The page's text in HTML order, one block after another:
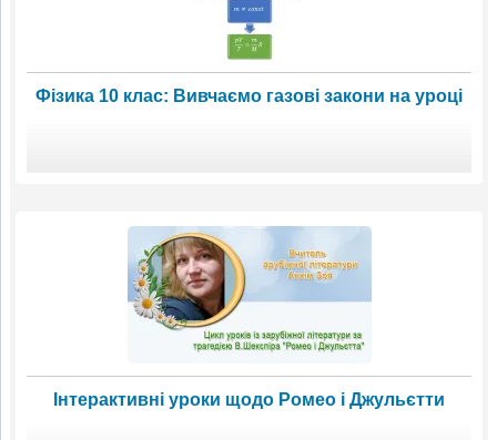
Фізика 10 клас: Вивчаємо газові закони на уроці
Інтерактивні уроки щодо Ромео і Джульєтти